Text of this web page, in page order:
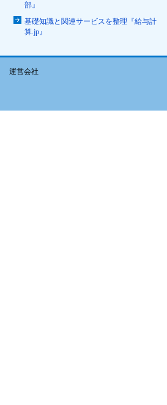
部』
基礎知識と関連サービスを整理『給与計
算.jp』
運営会社